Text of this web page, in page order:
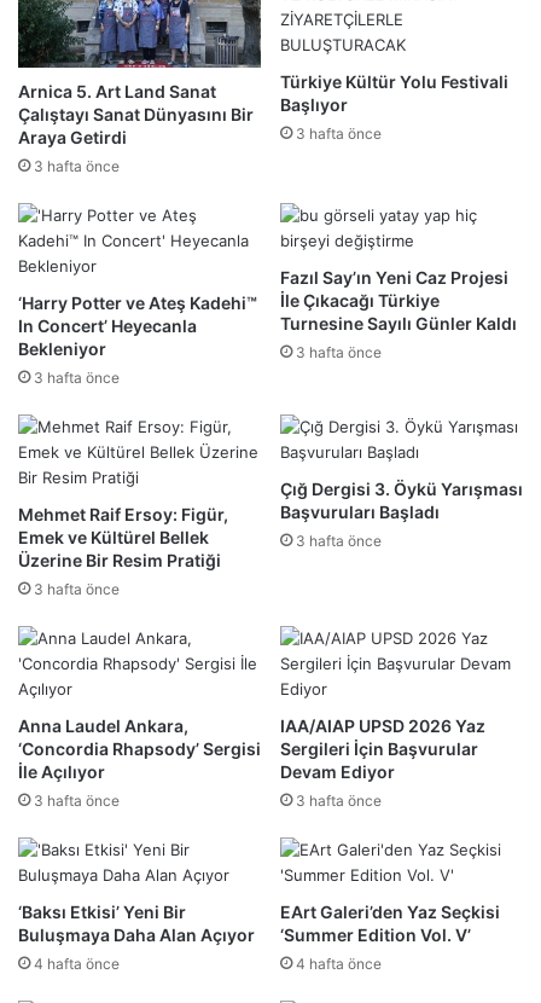
Arnica 5. Art Land Sanat
Çalıştayı Sanat Dünyasını Bir
Araya Getirdi
3 hafta önce
Türkiye Kültür Yolu Festivali
Başlıyor
3 hafta önce
‘Harry Potter ve Ateş Kadehi™
In Concert’ Heyecanla
Bekleniyor
3 hafta önce
Fazıl Say’ın Yeni Caz Projesi
İle Çıkacağı Türkiye
Turnesine Sayılı Günler Kaldı
3 hafta önce
Mehmet Raif Ersoy: Figür,
Emek ve Kültürel Bellek
Üzerine Bir Resim Pratiği
3 hafta önce
Çığ Dergisi 3. Öykü Yarışması
Başvuruları Başladı
3 hafta önce
Anna Laudel Ankara,
‘Concordia Rhapsody’ Sergisi
İle Açılıyor
3 hafta önce
IAA/AIAP UPSD 2026 Yaz
Sergileri İçin Başvurular
Devam Ediyor
3 hafta önce
‘Baksı Etkisi’ Yeni Bir
Buluşmaya Daha Alan Açıyor
4 hafta önce
EArt Galeri’den Yaz Seçkisi
‘Summer Edition Vol. V’
4 hafta önce